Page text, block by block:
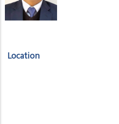
Location